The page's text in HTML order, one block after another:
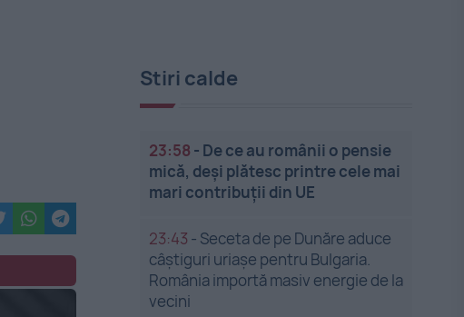
Stiri calde
23:58 - De ce au românii o pensie
mică, deși plătesc printre cele mai
mari contribuții din UE
23:43 - Seceta de pe Dunăre aduce
câștiguri uriașe pentru Bulgaria.
România importă masiv energie de la
vecini